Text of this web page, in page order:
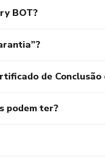
BOT?
de
podem ter?